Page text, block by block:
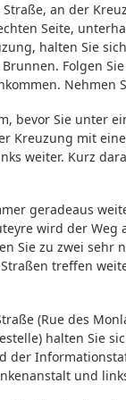
Straße, an der
Seite,
halten Sie
Folgen
Nehmen
bevor Sie unter
Kreuzung mit
weiter. Kurz
geradeaus
wird der
Sie zu zwei sehr
treffen
(Rue des
halten Sie
der
und